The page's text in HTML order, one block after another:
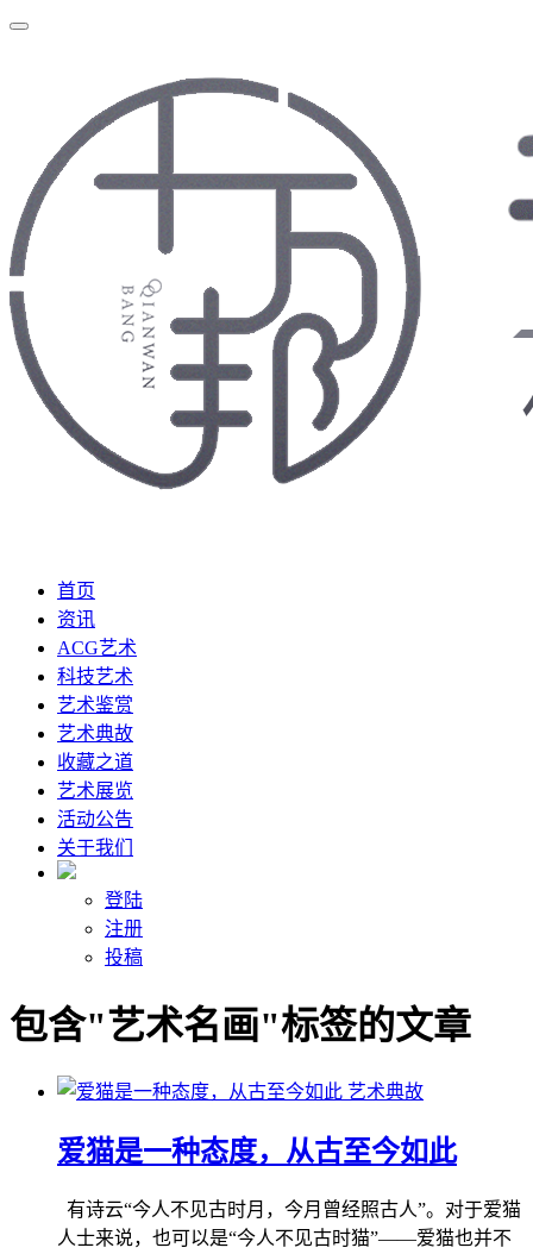
首页
资讯
ACG艺术
科技艺术
艺术鉴赏
艺术典故
收藏之道
艺术展览
活动公告
关于我们
登陆
注册
投稿
包含"艺术名画"标签的文章
艺术典故
爱猫是一种态度，从古至今如此
有诗云“今人不见古时月，今月曾经照古人”。对于爱猫
人士来说，也可以是“今人不见古时猫”——爱猫也并不